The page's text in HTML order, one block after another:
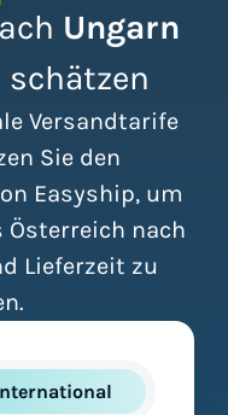
Ungarn
schätzen
Versandtarife
Sie den
Easyship, um
Österreich nach
Lieferzeit zu